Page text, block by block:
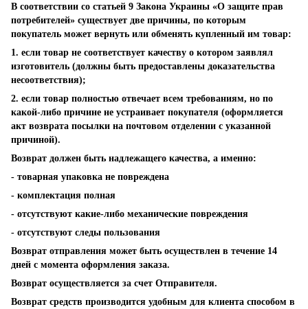
В соответствии со статьей 9 Закона Украины «О защите прав
потребителей» существует две причины, по которым
покупатель может вернуть или обменять купленный им товар:
1. если товар не соответствует качеству о котором заявлял
изготовитель (должны быть предоставлены доказательства
несоответствия);
2. если товар полностью отвечает всем требованиям, но по
какой-либо причине не устраивает покупателя (оформляется
акт возврата посылки на почтовом отделении с указанной
причиной).
Возврат должен быть надлежащего качества, а именно:
- товарная упаковка не повреждена
- комплектация полная
- отсутствуют какие-либо механические повреждения
- отсутствуют следы пользования
Возврат отправления может быть осуществлен в течение 14
дней с момента оформления заказа.
Возврат осуществляется за счет Отправителя.
Возврат средств производится удобным для клиента способом в